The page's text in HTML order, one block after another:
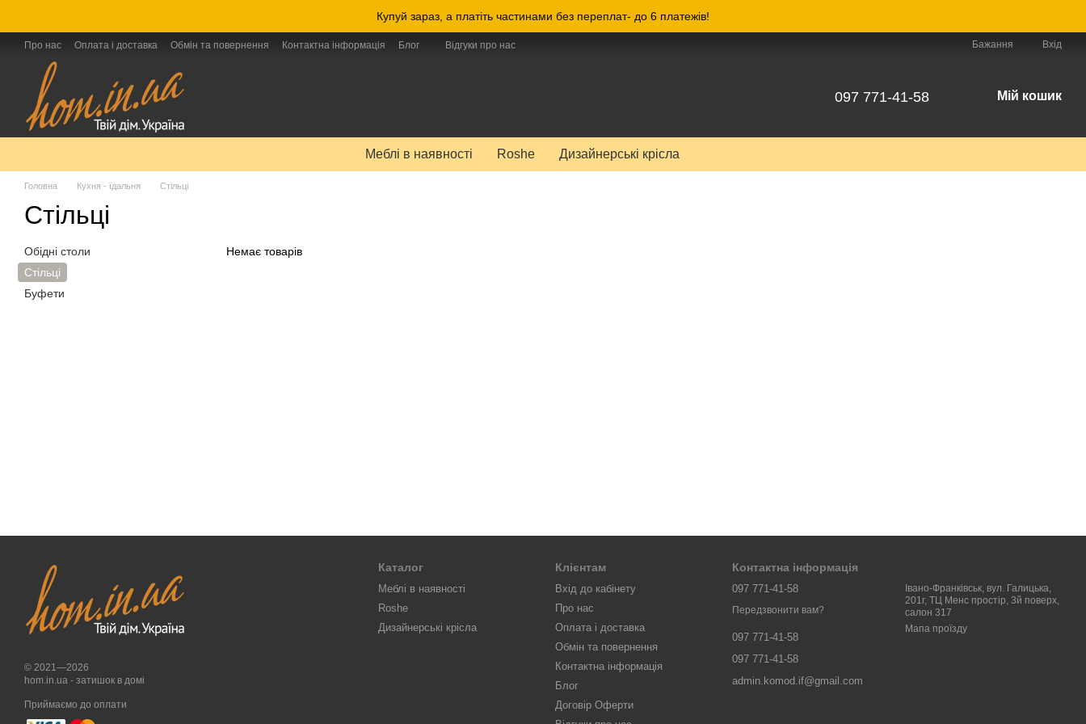
Купуй зараз, а платіть частинами без переплат- до 6 платежів!
Про нас Оплата і доставка Обмін та повернення Контактна інформація Блог Відгуки про нас Бажання Вхід
097 771-41-58 Мій кошик
Меблі в наявності Roshe Дизайнерські крісла
Головна Кухня - їдальня Стільці
Стільці
Немає товарів
Обідні столи
Стільці
Буфети
© 2021—2026
hom.in.ua - затишок в домі
Приймаємо до оплати
Каталог
Меблі в наявності
Roshe
Дизайнерські крісла
Клієнтам
Вхід до кабінету
Про нас
Оплата і доставка
Обмін та повернення
Контактна інформація
Блог
Договір Оферти
Контактна інформація
097 771-41-58
Передзвонити вам?
097 771-41-58
097 771-41-58
admin.komod.if@gmail.com
Івано-Франківськ, вул. Галицька,
201г, ТЦ Менс простір, 3й поверх,
салон 317
Мапа проїзду